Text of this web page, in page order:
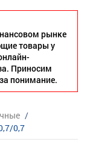
рынке
товары у
Приносим
понимание.
/
0,7